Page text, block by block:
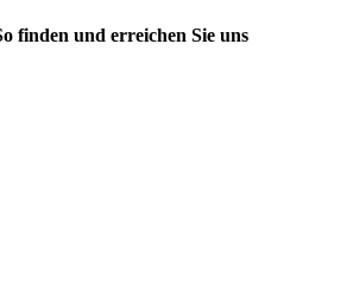
finden und erreichen Sie uns